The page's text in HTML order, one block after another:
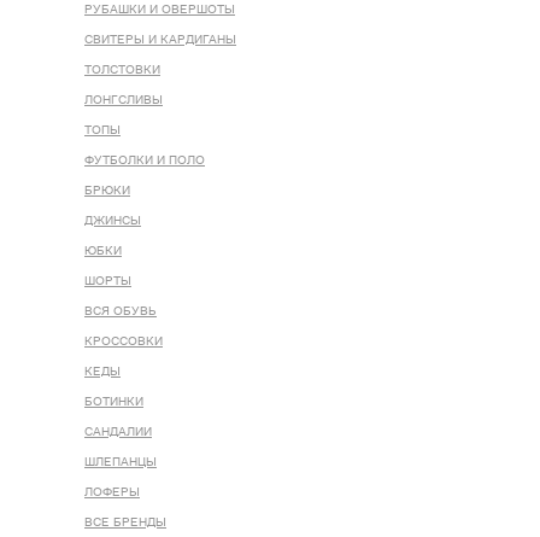
РУБАШКИ И ОВЕРШОТЫ
СВИТЕРЫ И КАРДИГАНЫ
ТОЛСТОВКИ
ЛОНГСЛИВЫ
ТОПЫ
ФУТБОЛКИ И ПОЛО
БРЮКИ
ДЖИНСЫ
ЮБКИ
ШОРТЫ
ВСЯ ОБУВЬ
КРОССОВКИ
КЕДЫ
БОТИНКИ
САНДАЛИИ
ШЛЕПАНЦЫ
ЛОФЕРЫ
ВСЕ БРЕНДЫ